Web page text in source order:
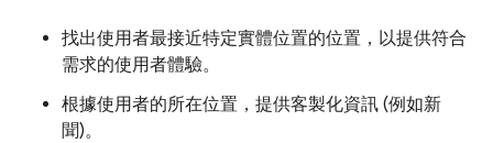
找出使用者最接近特定實體位置的位置，以提供符合
需求的使用者體驗。
根據使用者的所在位置，提供客製化資訊 (例如新
聞)。